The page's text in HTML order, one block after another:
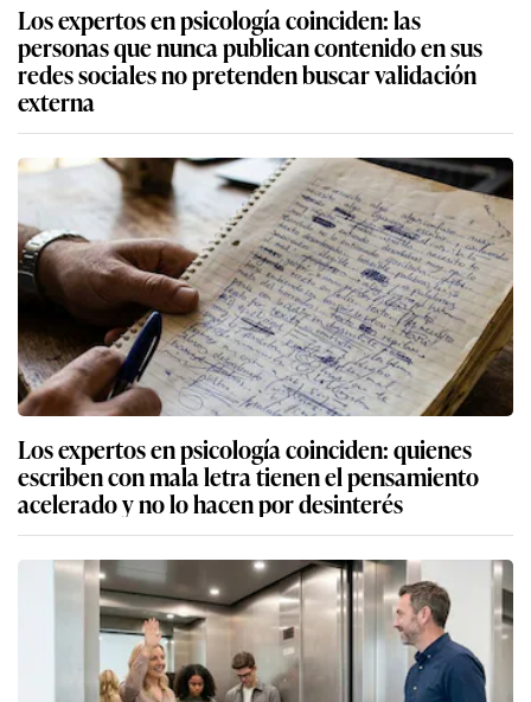
Los expertos en psicología coinciden: las
personas que nunca publican contenido en sus
redes sociales no pretenden buscar validación
externa
Los expertos en psicología coinciden: quienes
escriben con mala letra tienen el pensamiento
acelerado y no lo hacen por desinterés